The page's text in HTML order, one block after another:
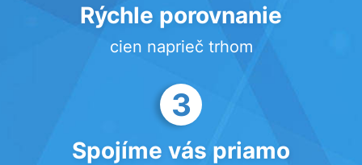
Rýchle porovnanie
cien naprieč trhom
3
Spojíme vás priamo